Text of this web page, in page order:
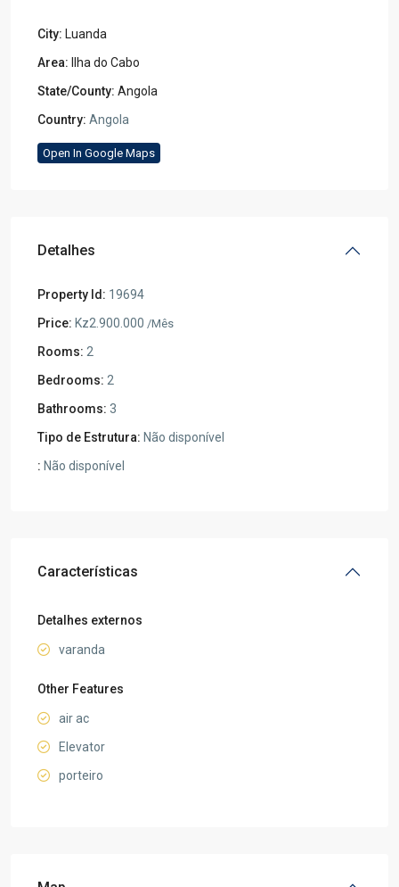
City: Luanda
Area:
Ilha do Cabo
State/County: Angola
Country: Angola
Open In Google Maps
Detalhes
Property Id: 19694
Price: Kz2.900.000 /Mês
Rooms: 2
Bedrooms: 2
Bathrooms: 3
Tipo de Estrutura: Não disponível
: Não disponível
Características
Detalhes externos
varanda
Other Features
air ac
Elevator
porteiro